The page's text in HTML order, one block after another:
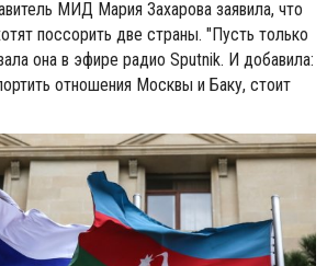
МИД Мария Захарова заявила, что
поссорить две страны. "Пусть только
она в эфире радио Sputnik. И добавила:
отношения Москвы и Баку, стоит